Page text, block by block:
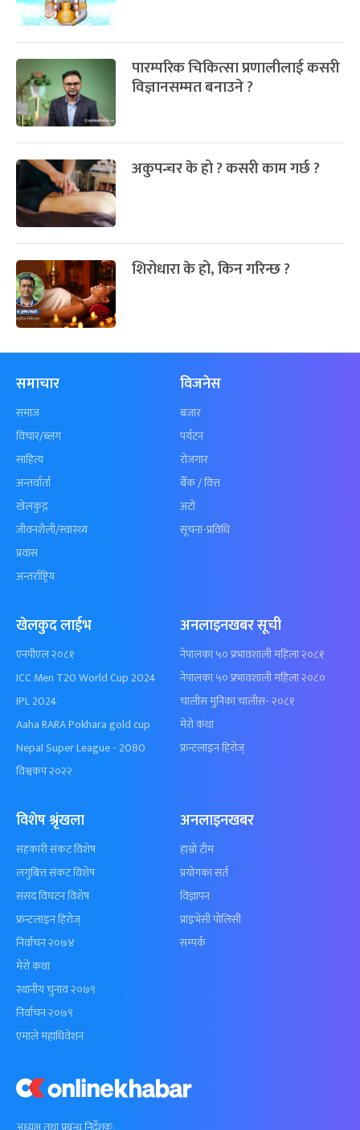
पारम्परिक चिकित्सा प्रणालीलाई कसरी
विज्ञानसम्मत बनाउने ?
अकुपन्चर के हो ? कसरी काम गर्छ ?
शिरोधारा के हो, किन गरिन्छ ?
समाचार
समाज
विचार/ब्लग
साहित्य
अन्तर्वार्ता
खेलकुद़़
जीवनशैली/स्वास्थ्य
प्रवास
अन्तर्राष्ट्रिय
विजनेस
बजार
पर्यटन
रोजगार
बैँक / वित्त
अटो
सूचना-प्रविधि
खेलकुद लाईभ
एनपीएल २०८१
ICC Men T20 World Cup 2024
IPL 2024
Aaha RARA Pokhara gold cup
Nepal Super League - 2080
विश्वकप २०२२
अनलाइनखबर सूची
नेपालका ५० प्रभावशाली महिला २०८१
नेपालका ५० प्रभावशाली महिला २०८०
चालीस मुनिका चालीस- २०८१
मेरो कथा
फ्रन्टलाइन हिरोज्
विशेष श्रृंखला
सहकारी संकट विशेष
लगुबित्त संकट विशेष
संसद विघटन विशेष
फ्रन्टलाइन हिरोज्
निर्वाचन २०७४
मेरो कथा
स्थानीय चुनाव २०७९
निर्वाचन २०७९
एमाले महाधिवेशन
अनलाइनखबर
हाम्रो टीम
प्रयोगका सर्त
विज्ञापन
प्राइभेसी पोलिसी
सम्पर्क